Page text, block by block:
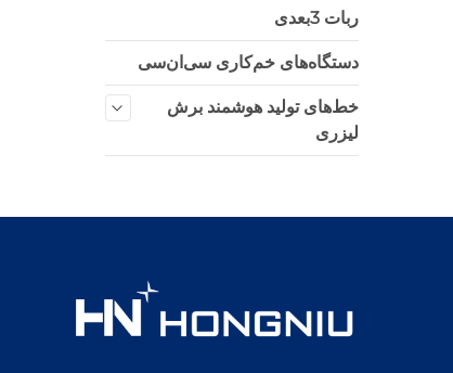
ربات 3بعدی
دستگاه‌های خم‌کاری سی‌ان‌سی
خط‌های تولید هوشمند برش
لیزری